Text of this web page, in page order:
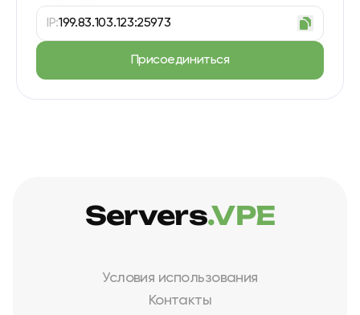
IP:199.83.103.123:25973
Присоединиться
Условия использования
Контакты
Servers.VPE